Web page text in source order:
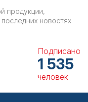
продукции,
новостях
Подписано
1 535
человек